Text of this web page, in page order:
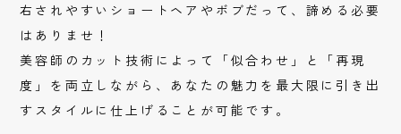
右されやすいショートヘアやボブだって、諦める必要
はありませ！
美容師のカット技術によって「似合わせ」と「再現
度」を両立しながら、あなたの魅力を最大限に引き出
すスタイルに仕上げることが可能です。